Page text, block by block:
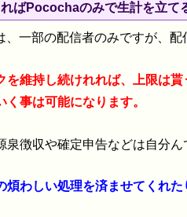
ばPocochaのみで生計を立て
、一部の配信者のみですが、配
を維持し続けれれば、上限は
く事は可能になります。
泉徴収や確定申告などは自分
煩わしい処理を済ませてくれ